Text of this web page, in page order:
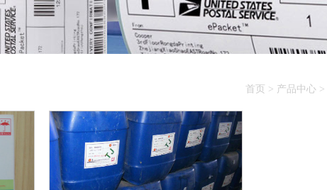
首页 > 产品中心 >